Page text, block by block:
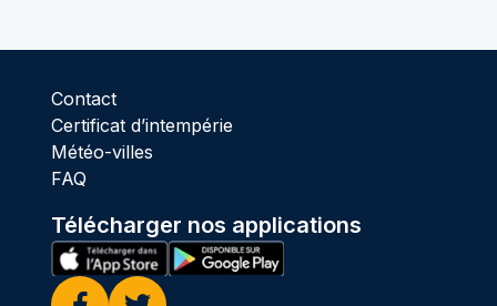
Contact
Certificat d’intempérie
Météo-villes
FAQ
Télécharger nos applications